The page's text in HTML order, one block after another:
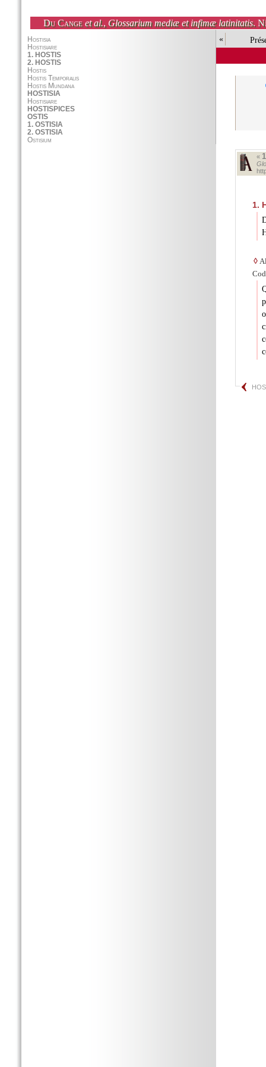
Du Cange et al., Glossarium mediæ et infimæ latinitatis.
«
«
1.
◊